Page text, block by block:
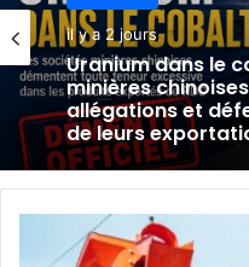
SOCIETE
il y a 2 jours
Uranium dans le
minières
allégations et
de leurs
SOCIETE
il y a 2 jours
TFM réfute les
et assure la
exportations de